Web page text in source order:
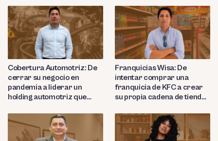
productos de cuero de lujo
Cobertura Automotriz: De
cerrar su negocio en
pandemia a liderar un
holding automotriz que
en Perú
Franquicias Wisa: De
intentar comprar una
franquicia de KFC a crear
su propia cadena de tiendas
Huancayo